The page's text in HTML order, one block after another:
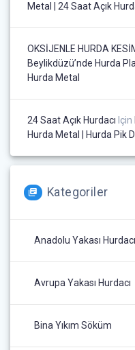
Metal | 24 Saat Açık
OKSİJENLE HURDA
Beylikdüzü’nde Hurda
Hurda Metal
24 Saat Açık Hurdacı Için
Hurda Metal | Hurda Pik
Kategoriler
Anadolu Yakası Hurdacı
Avrupa Yakası Hurdacı
Bina Yıkım Söküm